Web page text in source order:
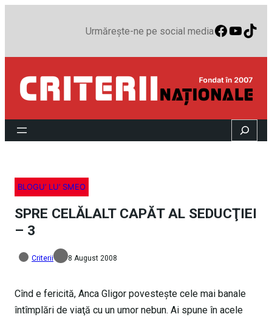
Urmărește-ne pe social media
Search
BLOGU’ LU’ SMEO
SPRE CELĂLALT CAPĂT AL SEDUCŢIEI
– 3
Criterii 8 August 2008
Cînd e fericită, Anca Gligor povesteşte cele mai banale
întîmplări de viaţă cu un umor nebun. Ai spune în acele